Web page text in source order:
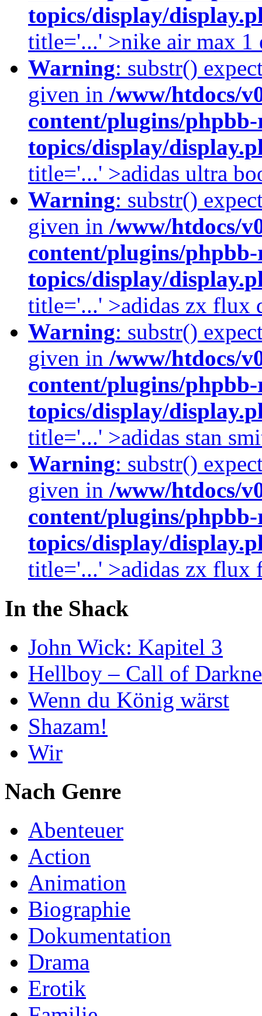
topics/display/
title='...' >nike air max 1
Warning: substr()
given in /www/htdocs/
content/plugins/phpbb-
topics/display/
title='...' >adidas ultra
Warning: substr()
given in /www/htdocs/
content/plugins/phpbb-
topics/display/
title='...' >adidas zx flux
Warning: substr()
given in /www/htdocs/
content/plugins/phpbb-
topics/display/
title='...' >adidas stan
Warning: substr()
given in /www/htdocs/
content/plugins/phpbb-
topics/display/
title='...' >adidas zx flux
In the Shack
John Wick: Kapitel 3
Hellboy – Call of
Wenn du König wärst
Shazam!
Wir
Nach Genre
Abenteuer
Action
Animation
Biographie
Dokumentation
Drama
Erotik